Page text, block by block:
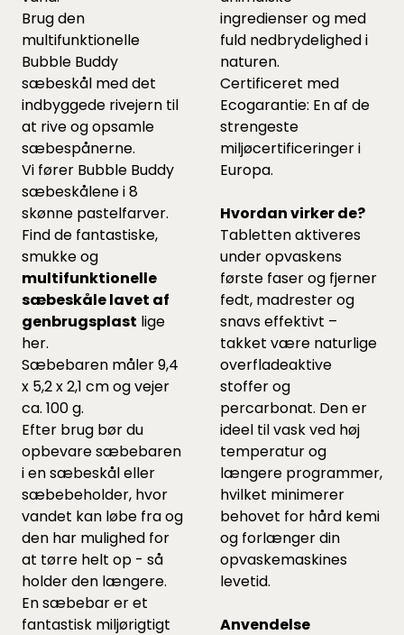
Brug den
multifunktionelle
Bubble Buddy
sæbeskål med det
indbyggede rivejern til
at rive og opsamle
sæbespånerne.
Vi fører Bubble Buddy
sæbeskålene i 8
skønne pastelfarver.
Find de fantastiske,
smukke og
multifunktionelle
sæbeskåle lavet af
genbrugsplast lige
her.
Sæbebaren måler 9,4
x 5,2 x 2,1 cm og vejer
ca. 100 g.
Efter brug bør du
opbevare sæbebaren
i en sæbeskål eller
sæbebeholder, hvor
vandet kan løbe fra og
den har mulighed for
at tørre helt op - så
holder den længere.
En sæbebar er et
fantastisk miljørigtigt
ingredienser og med
fuld nedbrydelighed i
naturen.
Certificeret med
Ecogarantie: En af de
strengeste
miljøcertificeringer i
Europa.
Hvordan virker de?
Tabletten aktiveres
under opvaskens
første faser og fjerner
fedt, madrester og
snavs effektivt –
takket være naturlige
overfladeaktive
stoffer og
percarbonat. Den er
ideel til vask ved høj
temperatur og
længere programmer,
hvilket minimerer
behovet for hård kemi
og forlænger din
opvaskemaskines
levetid.
Anvendelse